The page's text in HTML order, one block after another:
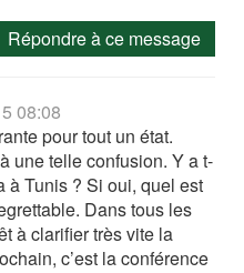
Répondre à ce message
08:08
pour tout un état.
une telle confusion. Y a t-
à Tunis ? Si oui, quel est
Dans tous les
à clarifier très vite la
c’est la conférence